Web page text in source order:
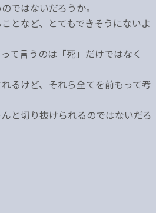
ではないだろうか。
となど、とてもできそうにないよ
て言うのは「死」だけではなく
るけど、それら全てを前もって考
と切り抜けられるのではないだろ